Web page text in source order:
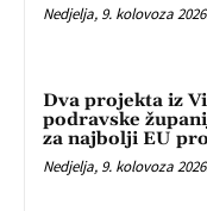
Nedjelja, 9. kolovoza
Dva projekta iz
podravske
za najbolji EU
Nedjelja, 9. kolovoza